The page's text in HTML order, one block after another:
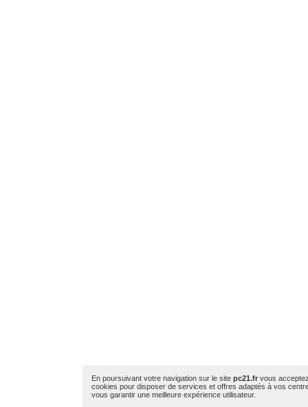
En poursuivant votre navigation sur le sitepc21.fr vous
cookies pour disposer de services et offres adaptés à vos
vous garantir une meilleure expérience utilisateur.